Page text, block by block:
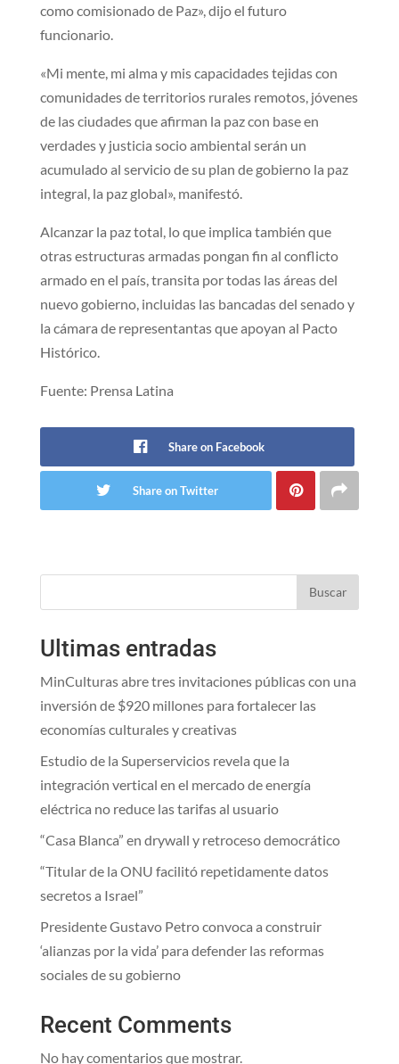
como comisionado de Paz», dijo el futuro
funcionario.
«Mi mente, mi alma y mis capacidades tejidas con
comunidades de territorios rurales remotos, jóvenes
de las ciudades que afirman la paz con base en
verdades y justicia socio ambiental serán un
acumulado al servicio de su plan de gobierno la paz
integral, la paz global», manifestó.
Alcanzar la paz total, lo que implica también que
otras estructuras armadas pongan fin al conflicto
armado en el país, transita por todas las áreas del
nuevo gobierno, incluidas las bancadas del senado y
la cámara de representantas que apoyan al Pacto
Histórico.
Fuente: Prensa Latina
Share on Facebook
Share on Twitter
Buscar
Ultimas entradas
MinCulturas abre tres invitaciones públicas con una
inversión de $920 millones para fortalecer las
economías culturales y creativas
Estudio de la Superservicios revela que la
integración vertical en el mercado de energía
eléctrica no reduce las tarifas al usuario
“Casa Blanca” en drywall y retroceso democrático
“Titular de la ONU facilitó repetidamente datos
secretos a Israel”
Presidente Gustavo Petro convoca a construir
‘alianzas por la vida’ para defender las reformas
sociales de su gobierno
Recent Comments
No hay comentarios que mostrar.